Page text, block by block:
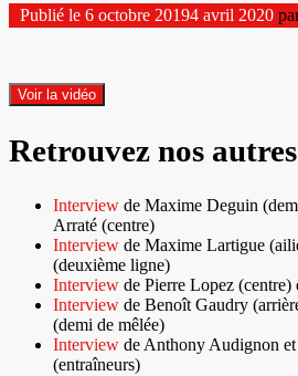
Publié le 6 octobre 20194 avril 2020
Voir la vidéo
Retrouvez nos
Interview de Maxime Deguin
Arraté (centre)
Interview de Maxime Lartigue
(deuxième ligne)
Interview de Pierre Lopez
Interview de Benoît Gaudry
(demi de mêlée)
Interview de Anthony Audignon
(entraîneurs)